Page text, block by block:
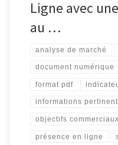
Ligne avec
au …
analyse de marché
document numérique
format pdf
informations
objectifs commerciaux
présence en ligne